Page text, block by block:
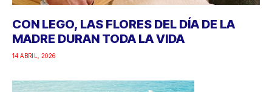
CON LEGO, LAS FLORES DEL DÍA DE LA
MADRE DURAN TODA LA VIDA
14 ABRIL, 2026